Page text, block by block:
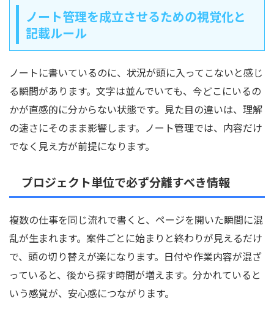
ノート管理を成立させるための視覚化と
記載ルール
ノートに書いているのに、状況が頭に入ってこないと感じ
る瞬間があります。文字は並んでいても、今どこにいるの
かが直感的に分からない状態です。見た目の違いは、理解
の速さにそのまま影響します。ノート管理では、内容だけ
でなく見え方が前提になります。
プロジェクト単位で必ず分離すべき情報
複数の仕事を同じ流れで書くと、ページを開いた瞬間に混
乱が生まれます。案件ごとに始まりと終わりが見えるだけ
で、頭の切り替えが楽になります。日付や作業内容が混ざ
っていると、後から探す時間が増えます。分かれていると
いう感覚が、安心感につながります。